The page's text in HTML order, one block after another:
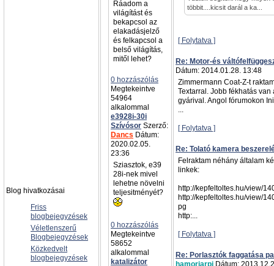
Blog hivatkozásai
Friss
blogbejegyzések
Véletlenszerű
Blogbejegyzések
Közkedvelt
blogbejegyzések
Ráadom a
világítást és
bekapcsol az
elakadásjelző
és felkapcsol a
belső világítás,
mitől lehet?
0 hozzászólás
Megtekeintve
54964
alkalommal
e3928i-30i
Szívósor Szerző:
Dancs Dátum:
2020.02.05.
23:36
Sziasztok, e39
28i-nek mivel
lehetne növelni
teljesitményét?
0 hozzászólás
Megtekeintve
58652
alkalommal
katalizátor
többit....kicsit darál a ka...
[ Folytatva ]
Re: Motor-és
Dátum: 2014.01.28. 13:48
Zimmermann Coat-Z-t
Textarral. Jobb fékhatás
gyárival. Angol fórumokon
...
[ Folytatva ]
Re: Tolató kamera
Felraktam néhány általam
linkek:
http://kepfeltoltes.hu/view/
http://kepfeltoltes.hu/view/
pg
http:...
[ Folytatva ]
Re: Porlasztók faggatása